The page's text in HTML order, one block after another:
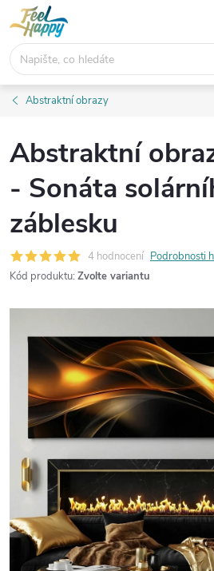
Přejít
na
obsah
Abstraktní obrazy
Abstraktní
- Sonáta
záblesku
4 hodnocení Podrobnosti
Kód produktu: Zvolte variantu